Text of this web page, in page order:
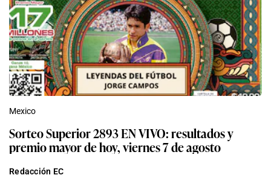
Mexico
Sorteo Superior 2893 EN VIVO: resultados y
premio mayor de hoy, viernes 7 de agosto
Redacción EC